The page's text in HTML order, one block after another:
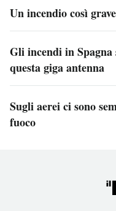
Un incendio così
Gli incendi in
questa giga antenna
Sugli aerei ci sono
fuoco